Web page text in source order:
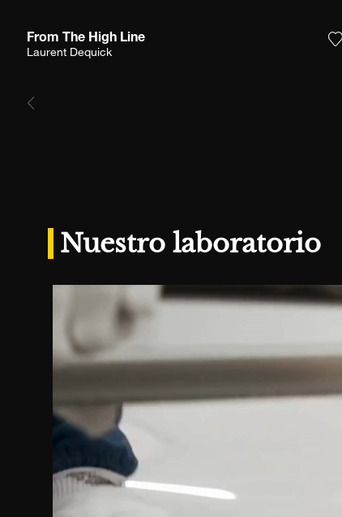
From The High Line
Laurent Dequick
Nuestro laboratorio